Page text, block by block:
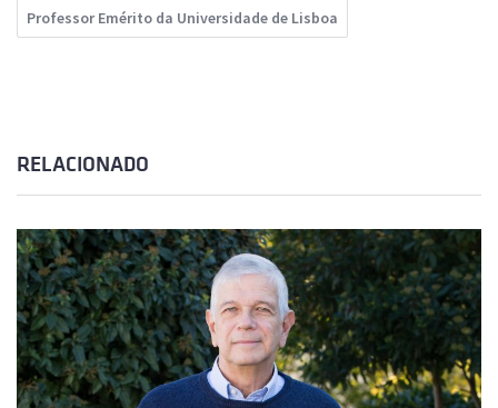
Professor Emérito da Universidade de Lisboa
RELACIONADO